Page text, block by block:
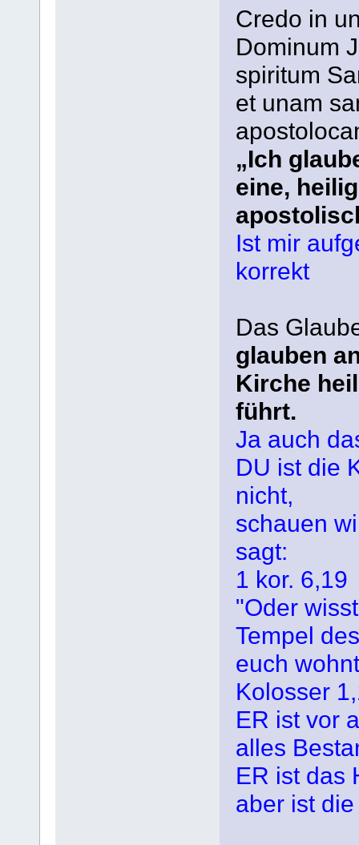
Credo in
Dominum
spiritum
et unam
„Ich
eine,
Ist mir
korrekt
Das
glauben
Kirche
führt.
Ja auch
DU ist die
nicht,
schauen
sagt:
1 kor. 6,19
"Oder
Tempel
euch
Kolosser
ER ist vor
alles
ER ist das
aber ist